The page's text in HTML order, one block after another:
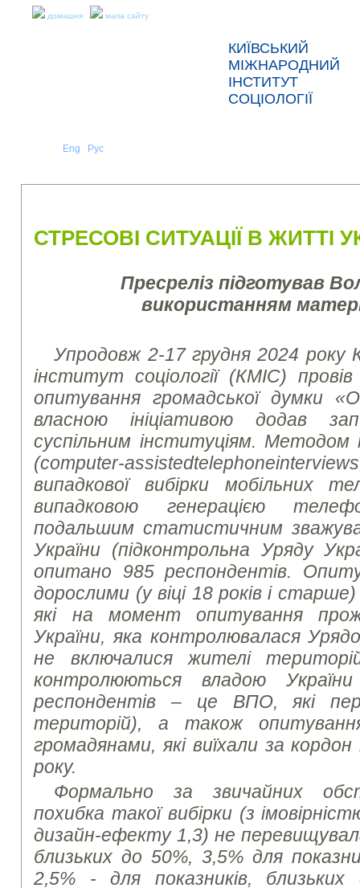
домашня мапа сайту
КИЇВСЬКИЙ
МІЖНАРОДНИЙ
ІНСТИТУТ
СОЦІОЛОГІЇ
Eng Рус
СТРЕСОВІ СИТУАЦІЇ В ЖИТТІ
Пресреліз підготував
використанням
Упродовж 2-17 грудня 2024 року
інститут соціології (КМІС) провів
опитування громадської думки
власною ініціативою додав
суспільним інституціям.
(computer-assistedtelephoneinterviews
випадкової вибірки мобільних
випадковою генерацією
подальшим статистичним
України (підконтрольна Уряду
опитано 985 респондентів.
дорослими (у віці 18 років і
які на момент опитування
України, яка контролювалася
не включалися жителі
контролюються владою
респондентів – це ВПО, які
територій), а також
громадянами, які виїхали за
року.
Формально за звичайних
похибка такої вибірки (з
дизайн-ефекту 1,3) не
близьких до 50%, 3,5% для
2,5% - для показників,